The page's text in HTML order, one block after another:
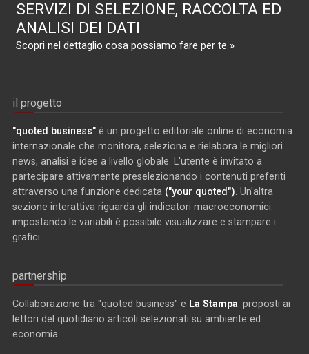
SERVIZI DI SELEZIONE, RACCOLTA ED
ANALISI DEI DATI
Scopri nel dettaglio cosa possiamo fare per te »
il progetto
"quoted business" è un progetto editoriale online di economia
internazionale che monitora, seleziona e rielabora le migliori
news, analisi e idee a livello globale. L'utente è invitato a
partecipare attivamente preselezionando i contenuti preferiti
attraverso una funzione dedicata ("your quoted") . Un'altra
sezione interattiva riguarda gli indicatori macroeconomici:
impostando le variabili è possibile visualizzare e stampare i
grafici.
partnership
Collaborazione tra "quoted business" e La Stampa: proposti ai
lettori del quotidiano articoli selezionati su ambiente ed
economia.